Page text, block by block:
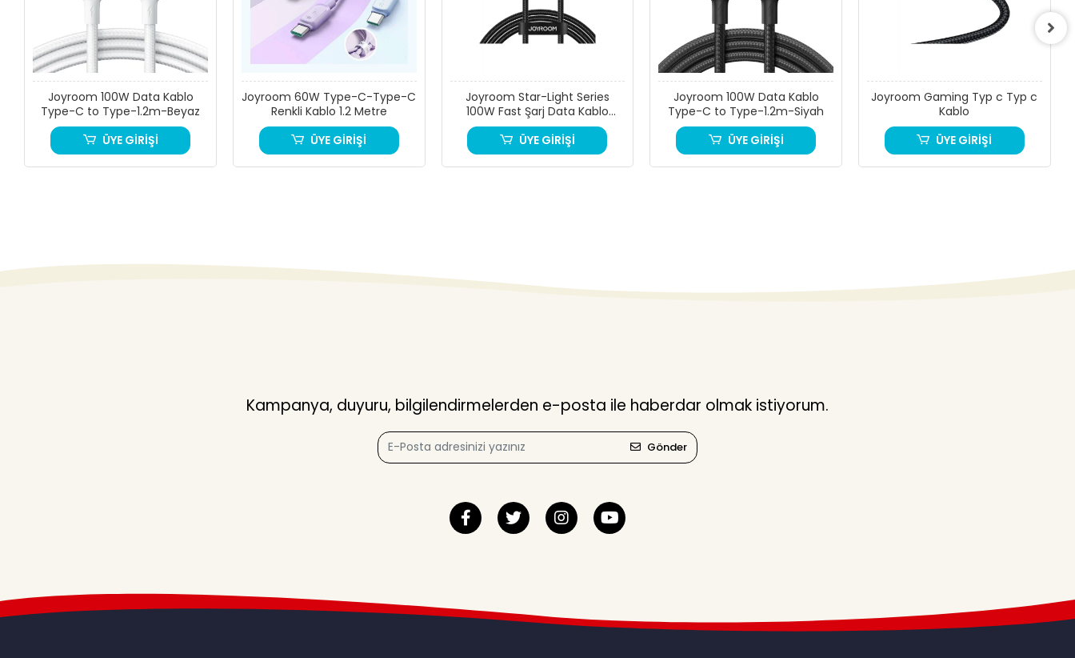
Joyroom 100W Data Kablo
Type-C to Type-1.2m-Beyaz
ÜYE GİRİŞİ
Joyroom 60W Type-C-Type-C
Renkli Kablo 1.2 Metre
ÜYE GİRİŞİ
Joyroom Star-Light Series
100W Fast Şarj Data Kablo
(Type-C to Type-C)1.2m
ÜYE GİRİŞİ
Joyroom 100W Data Kablo
Type-C to Type-1.2m-Siyah
ÜYE GİRİŞİ
Joyroom Gaming Typ c Typ c
Kablo
ÜYE GİRİŞİ
Kampanya, duyuru, bilgilendirmelerden e-posta ile haberdar olmak istiyorum.
Gönder